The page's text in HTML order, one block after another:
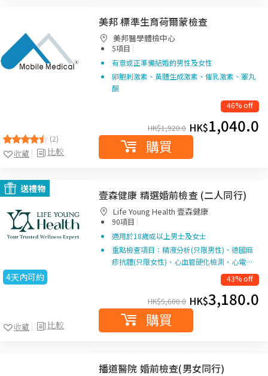
(2)
比較
收藏
美邦 標準生育荷爾蒙檢查
美邦醫學體檢中心
5項目 |
有意或正準備結婚的男性及女性
卵胞刺激素、黃體生成激素、催乳激素、睪丸
酮
46% off
HK$1,920.0 HK$1,040.0
購買
送禮物
4天內可約
比較
收藏
壹森健康 精選婚前檢查 (二人同行)
Life Young Health 壹森健康
90項目 |
適用於18歲或以上男士及女士
重點檢查項目：精液分析(只限男性)、德國麻
疹抗體(只限女性)、心血管硬化檢測、心電…
43% off
HK$5,600.0 HK$3,180.0
購買
播道醫院 婚前檢查(男女同行)